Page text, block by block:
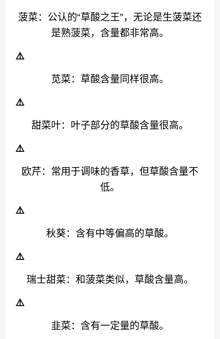
菠菜：公认的“草酸之王”，无论是生菠菜还
是熟菠菜，含量都非常高。
⚠️
苋菜：草酸含量同样很高。
⚠️
甜菜叶：叶子部分的草酸含量很高。
⚠️
欧芹：常用于调味的香草，但草酸含量不
低。
⚠️
秋葵：含有中等偏高的草酸。
⚠️
瑞士甜菜：和菠菜类似，草酸含量高。
⚠️
韭菜：含有一定量的草酸。